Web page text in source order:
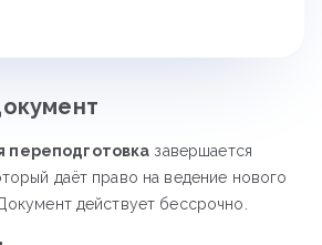
переподготовка завершается
даёт право на ведение нового
действует бессрочно.